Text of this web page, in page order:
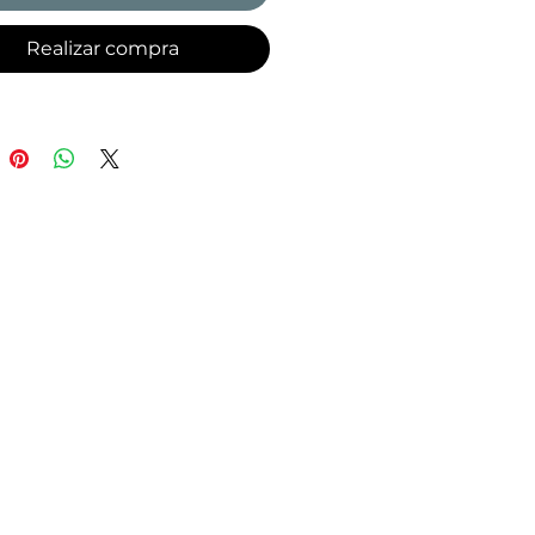
los efectos nocivos de
ambientales) y
suavizante de malva.
modular sin espesor y
Realizar compra